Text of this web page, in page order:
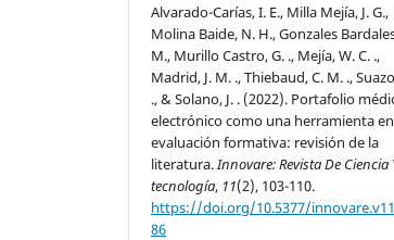
Alvarado-Carías, I. E., Milla Mejía, J. G.,
Molina Baide, N. H., Gonzales
M., Murillo Castro, G. ., Mejía, W. C. .,
Madrid, J. M. ., Thiebaud, C. M. .,
., & Solano, J. . (2022). Portafolio
electrónico como una herramienta
evaluación formativa: revisión de la
literatura.Innovare: Revista De Ciencia
tecnología, 11(2), 103-110.
https://doi.org/10.5377/
86